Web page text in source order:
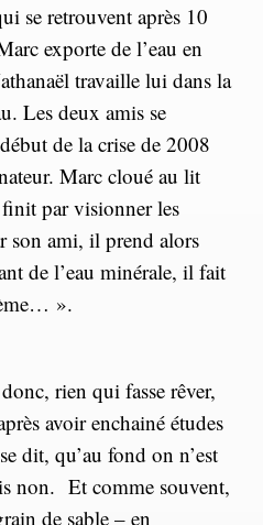
se retrouvent après 10
exporte de l’eau en
travaille lui dans la
Les deux amis se
de la crise de 2008
Marc cloué au lit
finit par visionner les
son ami, il prend alors
de l’eau minérale, il fait
».
rien qui fasse rêver,
avoir enchainé études
dit, qu’au fond on n’est
non. Et comme souvent,
de sable – en